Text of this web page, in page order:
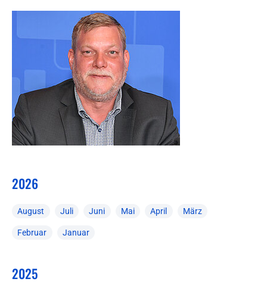
2026
August Juli Juni Mai April März
Februar Januar
2025